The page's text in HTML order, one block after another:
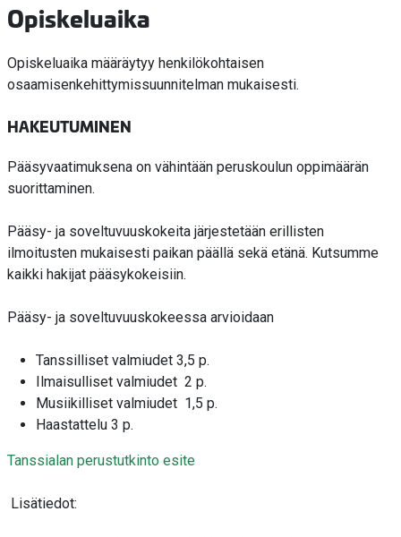
Opiskeluaika
Opiskeluaika määräytyy henkilökohtaisen
osaamisenkehittymissuunnitelman mukaisesti.
HAKEUTUMINEN
Pääsyvaatimuksena on vähintään peruskoulun oppimäärän
suorittaminen.
Pääsy- ja soveltuvuuskokeita järjestetään erillisten
ilmoitusten mukaisesti paikan päällä sekä etänä. Kutsumme
kaikki hakijat pääsykokeisiin.
Pääsy- ja soveltuvuuskokeessa arvioidaan
Tanssilliset valmiudet 3,5 p.
Ilmaisulliset valmiudet 2 p.
Musiikilliset valmiudet 1,5 p.
Haastattelu 3 p.
Tanssialan perustutkinto esite
Lisätiedot: